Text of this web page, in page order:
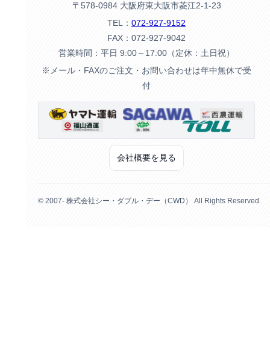
〒578-0984 大阪府東大阪市菱江2-1-23
TEL： 072-927-9152
FAX：072-927-9042
営業時間：平日 9:00～17:00（定休：土日祝）
※メール・FAXのご注文・お問い合わせは年中無休で受
付
会社概要を見る
© 2007- 株式会社シー・ダブル・デー（CWD） All Rights Reserved.